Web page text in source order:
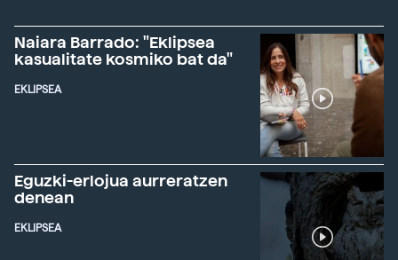
Naiara Barrado: "Eklipsea
kasualitate kosmiko bat da"
EKLIPSEA
Eguzki-erlojua aurreratzen
denean
EKLIPSEA